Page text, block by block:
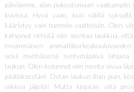
päiviämme, alan pukeutumaan
kuvissa. Hyvä vaan, kun välillä
kääriytyy vain tummiin vaatteisiin. Olen
katsonut netistä niin montaa laukkua,
ensimmäisen
sekä myöhäisenä syntymäpäivä
laukun. Olen kolunnut niin monta sivua
päätöksestäni. Ostan laukun ihan pian,
viikkoa jäljellä! Mutta kirjotan siitä